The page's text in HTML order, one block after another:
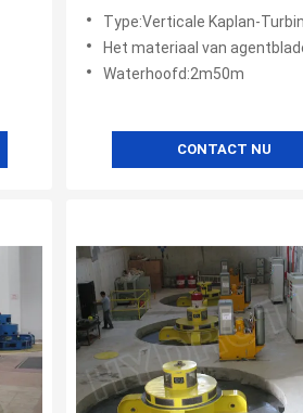
Waterturbine met Vaste
Type:Verticale Kaplan-
Het materiaal van
Waterhoofd:2m50m
CONTACT NU